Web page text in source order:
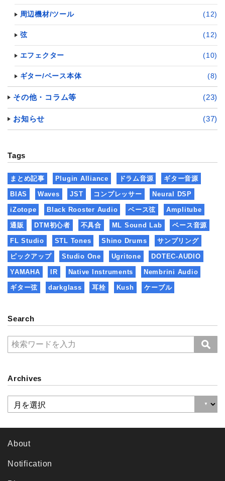
周辺機材/ツール (12)
弦 (12)
エフェクター (10)
ギター/ベース本体 (8)
その他・コラム等 (23)
お知らせ (37)
Tags
まとめ記事 Plugin Alliance ドラム音源 ギター音源
BIAS Waves JST コンプレッサー Neural DSP
iZotope Black Rooster Audio ベース弦 Amplitube
通販 DTM初心者 不具合 ML Sound Lab ベース音源
FL Studio STL Tones Shino Drums サンプリング
ピックアップ Studio One Ugritone DOTEC-AUDIO
YAMAHA IR Native Instruments Nembrini Audio
ギター弦 darkglass 耳栓 Kush ケーブル
Search
Archives
About
Notification